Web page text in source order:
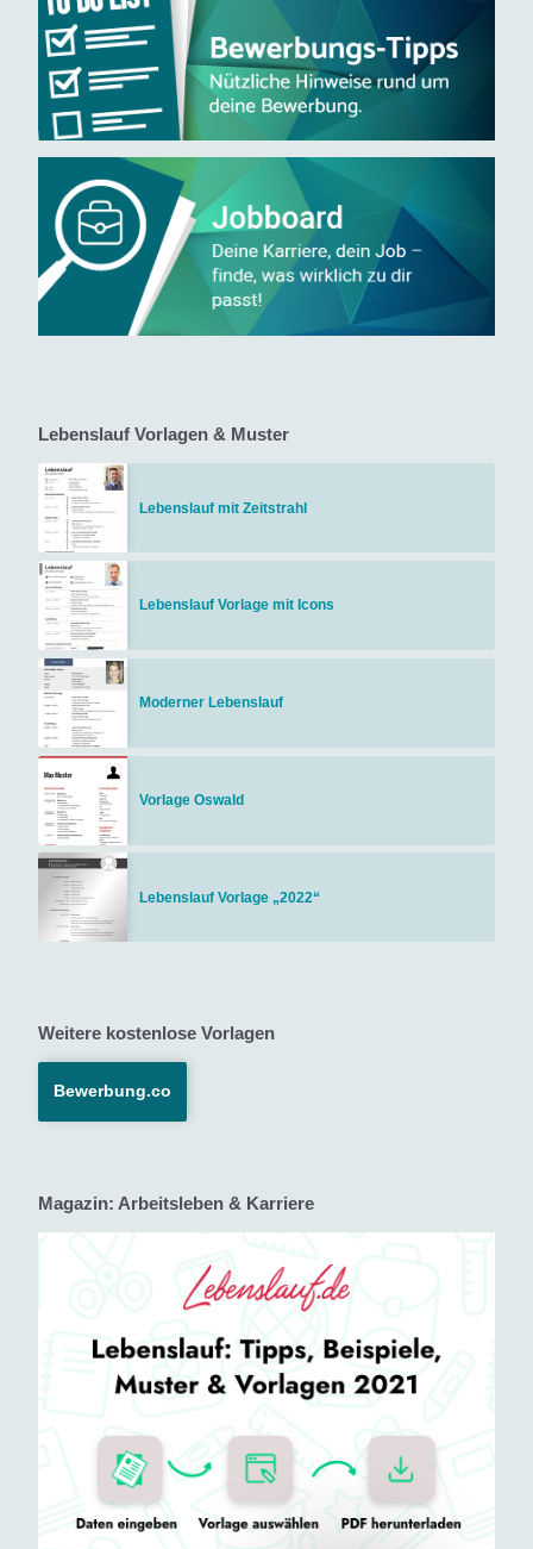
Lebenslauf Vorlagen & Muster
Lebenslauf mit Zeitstrahl
Lebenslauf Vorlage mit Icons
Moderner Lebenslauf
Vorlage Oswald
Lebenslauf Vorlage „2022“
Weitere kostenlose Vorlagen
Bewerbung.co
Magazin: Arbeitsleben & Karriere